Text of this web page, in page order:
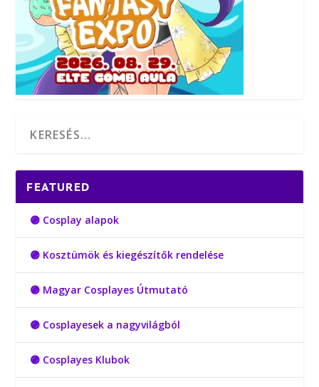
FEATURED
🟣 Cosplay alapok
🟣 Kosztümök és kiegészítők rendelése
🟣 Magyar Cosplayes Útmutató
🟣 Cosplayesek a nagyvilágból
🟣 Cosplayes Klubok